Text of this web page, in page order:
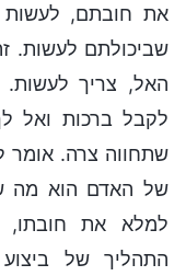
את חובתם,
שביכולתם לעשות.
האל, צריך
לקבל ברכות ואל
שתחווה צרה. אומר
של האדם הוא מה
למלא את חובתו,
התהליך של